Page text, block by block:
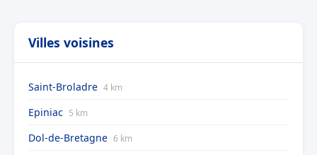
Villes voisines
Saint-Broladre 4 km
Epiniac 5 km
Dol-de-Bretagne 6 km